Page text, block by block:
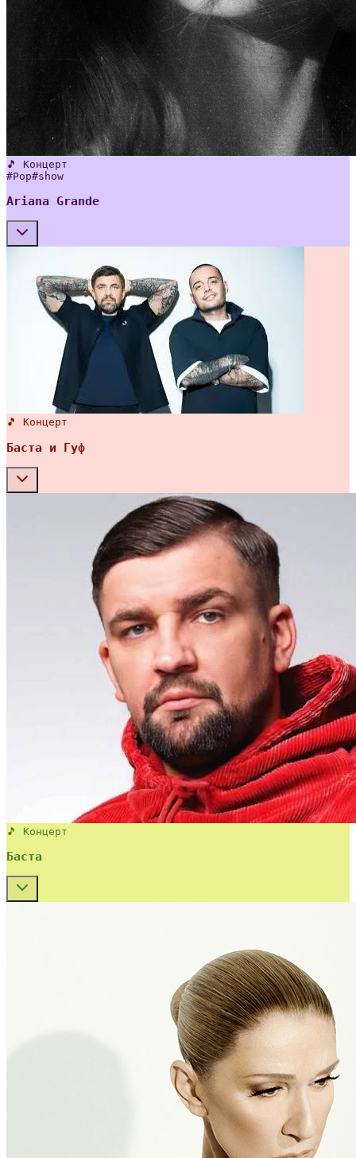
🎵 Концерт
#Pop#show
Ariana Grande
🎵 Концерт
Баста и Гуф
🎵 Концерт
Баста